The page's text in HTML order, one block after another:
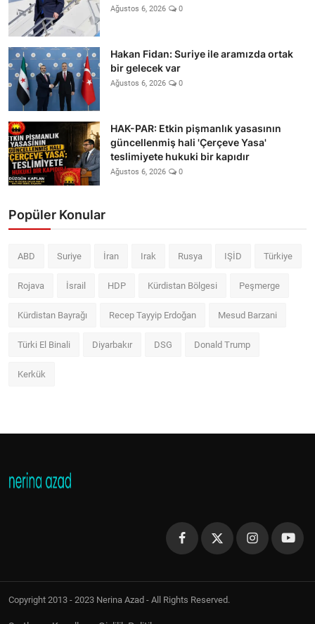
Ağustos 6, 2026 0
Hakan Fidan: Suriye ile aramızda ortak
bir gelecek var
Ağustos 6, 2026 0
HAK-PAR: Etkin pişmanlık yasasının
güncellenmiş hali 'Çerçeve Yasa'
teslimiyete hukuki bir kapıdır
Ağustos 6, 2026 0
Popüler Konular
ABD Suriye İran Irak Rusya IŞİD Türkiye
Rojava İsrail HDP Kürdistan Bölgesi Peşmerge
Kürdistan Bayrağı Recep Tayyip Erdoğan Mesud Barzani
Türki El Binali Diyarbakır DSG Donald Trump
Kerkük
Copyright 2013 - 2023 Nerina Azad - All Rights Reserved.